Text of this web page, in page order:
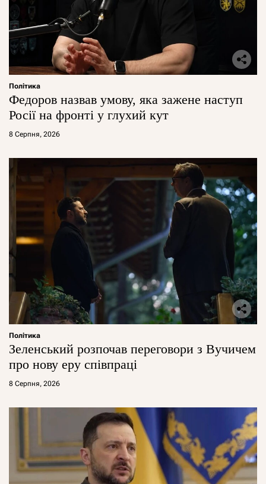
Політика
Федоров назвав умову, яка зажене наступ
Росії на фронті у глухий кут
8 Серпня, 2026
Політика
Зеленський розпочав переговори з Вучичем
про нову еру співпраці
8 Серпня, 2026